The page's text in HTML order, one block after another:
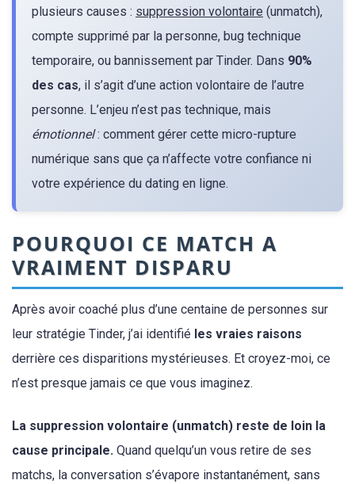
plusieurs causes : suppression volontaire (unmatch),
compte supprimé par la personne, bug technique
temporaire, ou bannissement par Tinder. Dans 90%
des cas, il s’agit d’une action volontaire de l’autre
personne. L’enjeu n’est pas technique, mais
émotionnel: comment gérer cette micro-rupture
numérique sans que ça n’affecte votre confiance ni
votre expérience du dating en ligne.
POURQUOI CE MATCH A
VRAIMENT DISPARU
Après avoir coaché plus d’une centaine de personnes sur
leur stratégie Tinder, j’ai identifié les vraies raisons
derrière ces disparitions mystérieuses. Et croyez-moi, ce
n’est presque jamais ce que vous imaginez.
La suppression volontaire (unmatch) reste de loin la
cause principale. Quand quelqu’un vous retire de ses
matchs, la conversation s’évapore instantanément, sans